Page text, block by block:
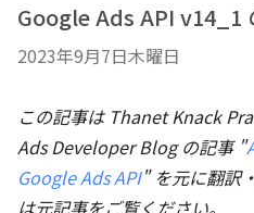
Google Ads API v14_1
2023年9月7日木曜日
この記事は Thanet Knack
Ads Developer Blog の記事 "
Google Ads API" を元に翻訳
は元記事をご覧ください。